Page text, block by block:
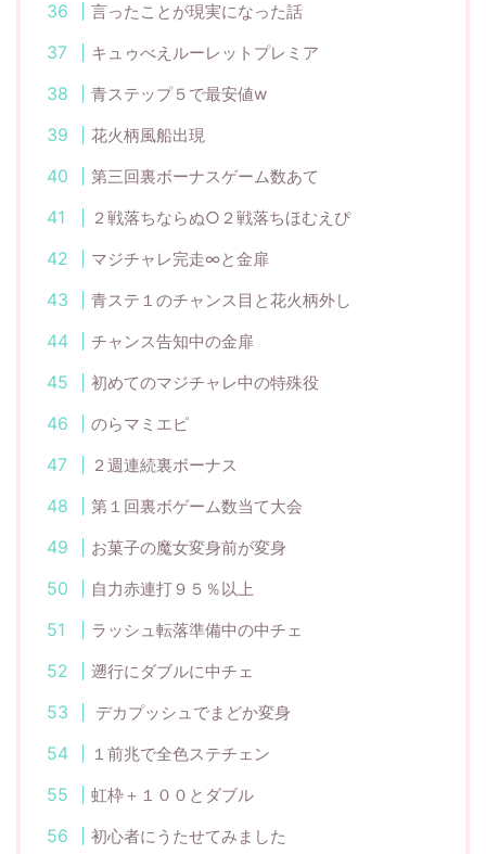
言ったことが現実になった話
キュゥべえルーレットプレミア
青ステップ５で最安値w
花火柄風船出現
第三回裏ボーナスゲーム数あて
２戦落ちならぬ○２戦落ちほむえぴ
マジチャレ完走∞と金扉
青ステ１のチャンス目と花火柄外し
チャンス告知中の金扉
初めてのマジチャレ中の特殊役
のらマミエピ
２週連続裏ボーナス
第１回裏ボゲーム数当て大会
お菓子の魔女変身前が変身
自力赤連打９５％以上
ラッシュ転落準備中の中チェ
遡行にダブルに中チェ
デカプッシュでまどか変身
１前兆で全色ステチェン
虹枠＋１００とダブル
初心者にうたせてみました